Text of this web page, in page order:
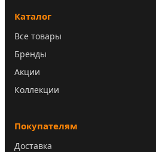
Каталог
Все товары
Бренды
Акции
Коллекции
Покупателям
Доставка